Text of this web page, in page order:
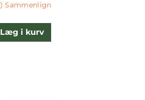
Sammenlign
Læg i kurv